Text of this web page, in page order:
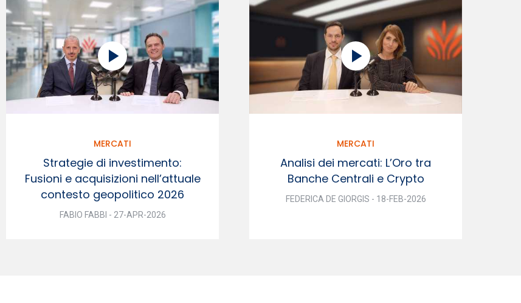
MERCATI
Strategie di investimento:
Fusioni e acquisizioni nell’attuale
contesto geopolitico 2026
FABIO FABBI - 27-APR-2026
MERCATI
Analisi dei mercati: L’Oro tra
Banche Centrali e Crypto
FEDERICA DE GIORGIS - 18-FEB-2026